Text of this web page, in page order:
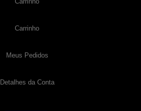
Carrinho
Meus Pedidos
Detalhes da Conta